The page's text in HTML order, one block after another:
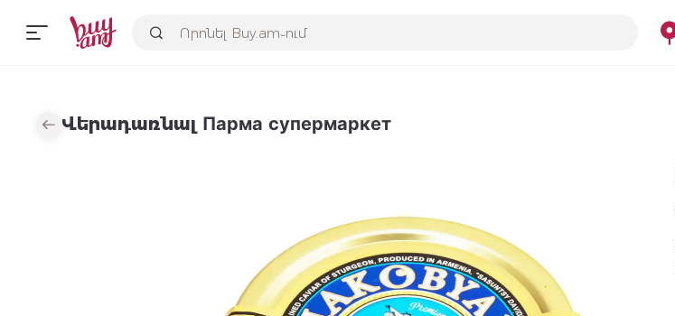
Վերադառնալ Парма супермаркет